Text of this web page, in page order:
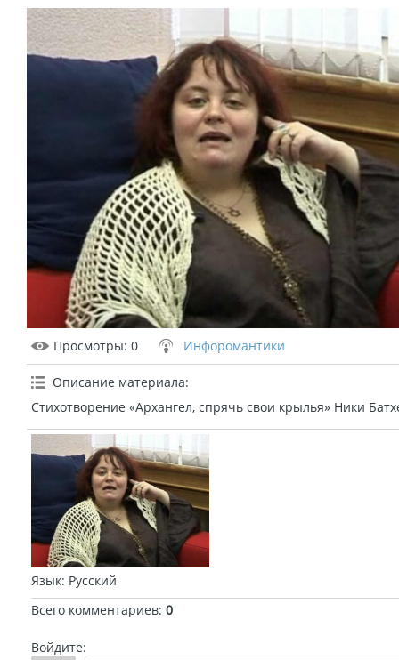
Просмотры: 0 Инфоромантики
Описание материала:
Стихотворение «Архангел, спрячь свои крылья» Ники
Язык: Русский
Всего комментариев: 0
Войдите: